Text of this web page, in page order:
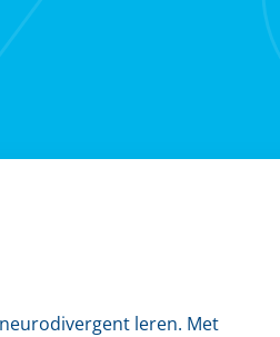
leren. Met